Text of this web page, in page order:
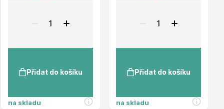
Přidat do košíku
na skladu
Přidat do košíku
na skladu